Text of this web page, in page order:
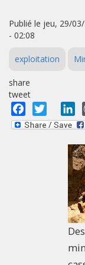
Publié le jeu, 29/
- 02:08
exploitation
share
tweet
Facebook
Twitter